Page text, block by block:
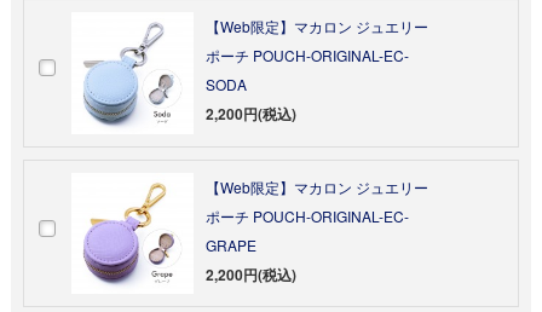
【Web限定】マカロン ジュエリー
ポーチ POUCH-ORIGINAL-EC-
SODA
2,200円(税込)
【Web限定】マカロン ジュエリー
ポーチ POUCH-ORIGINAL-EC-
GRAPE
2,200円(税込)